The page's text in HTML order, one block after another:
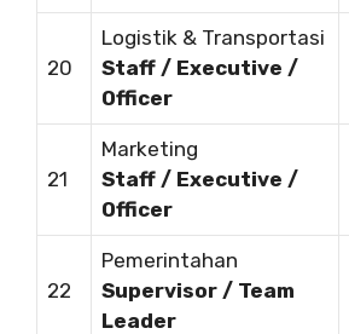
20
Logistik & Transportasi
Staff / Executive /
Officer
21
Marketing
Staff / Executive /
Officer
22
Pemerintahan
Supervisor / Team
Leader